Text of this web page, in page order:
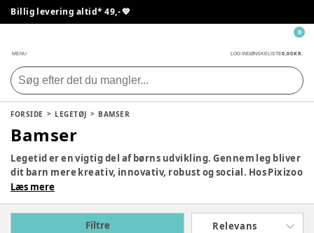
Billig levering altid* 49,- 💙
MENU LOG INDØNSKELISTE0,00 KR.
0
FORSIDE LEGETØJ BAMSER
Bamser
Legetid er en vigtig del af børns udvikling. Gennem leg bliver
dit barn mere kreativ, innovativ, robust og social. Hos Pixizoo
har vi samlet det bedste legetøj til både babyer og børn.
barn her.
Læs mere
Filtre Relevans